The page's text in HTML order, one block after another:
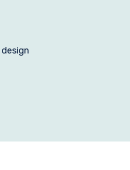
design